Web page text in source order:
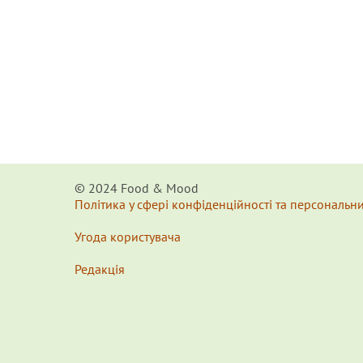
© 2024 Food & Мood
Політика у сфері конфіденційності та
Угода користувача
Редакція